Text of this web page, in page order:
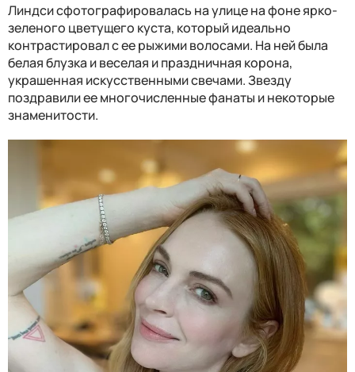
Линдси сфотографировалась на улице на фоне ярко-
зеленого цветущего куста, который идеально
контрастировал с ее рыжими волосами. На ней была
белая блузка и веселая и праздничная корона,
украшенная искусственными свечами. Звезду
поздравили ее многочисленные фанаты и некоторые
знаменитости.